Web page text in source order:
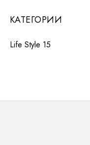
КАТЕГОРИИ
Life Style 15